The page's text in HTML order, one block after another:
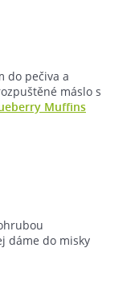
do pečiva a
máslo s
Muffins
dáme do misky